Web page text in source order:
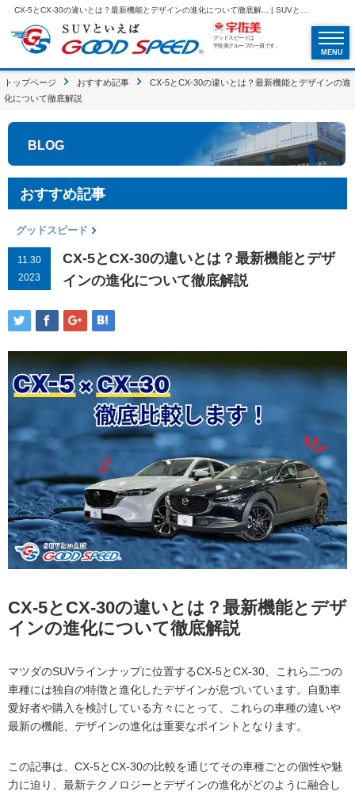
グッドスピードは
宇佐美グループの一員です。
MENU
トップページ おすすめ記事
CX-5とCX-30の違いとは？最新機能とデザインの進
化について徹底解説
BLOG
おすすめ記事
グッドスピード
11.30
2023
CX-5とCX-30の違いとは？最新機能とデザ
インの進化について徹底解説
CX-5とCX-30の違いとは？最新機能とデザ
インの進化について徹底解説
マツダのSUVラインナップに位置するCX-5とCX-30、これら二つの
車種には独自の特徴と進化したデザインが息づいています。自動車
愛好者や購入を検討している方々にとって、これらの車種の違いや
最新の機能、デザインの進化は重要なポイントとなります。
この記事は、CX-5とCX-30の比較を通じてその車種ごとの個性や魅
力に迫り、最新テクノロジーとデザインの進化がどのように融合し